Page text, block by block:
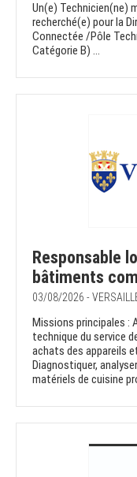
Un(e) Technicien(ne)
recherché(e) pour la
Connectée /Pôle
Catégorie B) ...
Responsable
bâtiments
03/08/2026 -
Missions principales :
technique du service
achats des appareils
Diagnostiquer,
matériels de cuisine